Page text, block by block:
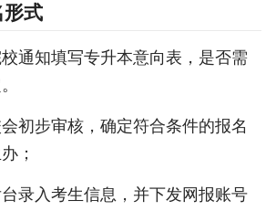
形式
通知填写专升本意向表，是否需
初步审核，确定符合条件的报名
；
录入考生信息，并下发网报账号